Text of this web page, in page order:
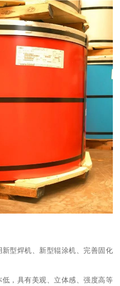
型焊机、新型辊涂机、完善固化
，具有美观、立体感、强度高等